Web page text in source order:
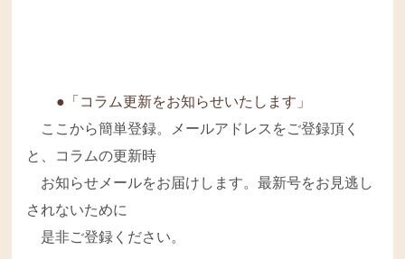
●「コラム更新をお知らせいたします」
ここから簡単登録。メールアドレスをご登録頂く
と、コラムの更新時
お知らせメールをお届けします。最新号をお見逃し
されないために
是非ご登録ください。